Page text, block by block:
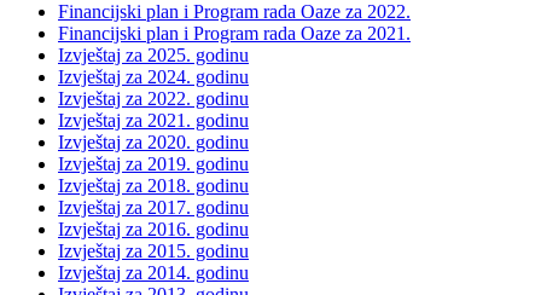
Financijski plan i Program rada Oaze za 2022.
Financijski plan i Program rada Oaze za 2021.
Izvještaj za 2025. godinu
Izvještaj za 2024. godinu
Izvještaj za 2022. godinu
Izvještaj za 2021. godinu
Izvještaj za 2020. godinu
Izvještaj za 2019. godinu
Izvještaj za 2018. godinu
Izvještaj za 2017. godinu
Izvještaj za 2016. godinu
Izvještaj za 2015. godinu
Izvještaj za 2014. godinu